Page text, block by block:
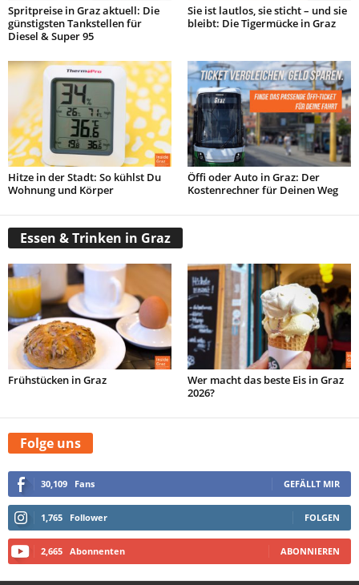
Spritpreise in Graz aktuell: Die
günstigsten Tankstellen für
Diesel & Super 95
Sie ist lautlos, sie sticht – und sie
bleibt: Die Tigermücke in Graz
Hitze in der Stadt: So kühlst Du
Wohnung und Körper
Öffi oder Auto in Graz: Der
Kostenrechner für Deinen Weg
Essen & Trinken in Graz
Frühstücken in Graz
Wer macht das beste Eis in Graz
2026?
Folge uns
30,109 Fans GEFÄLLT MIR
1,765 Follower FOLGEN
2,665 Abonnenten ABONNIEREN